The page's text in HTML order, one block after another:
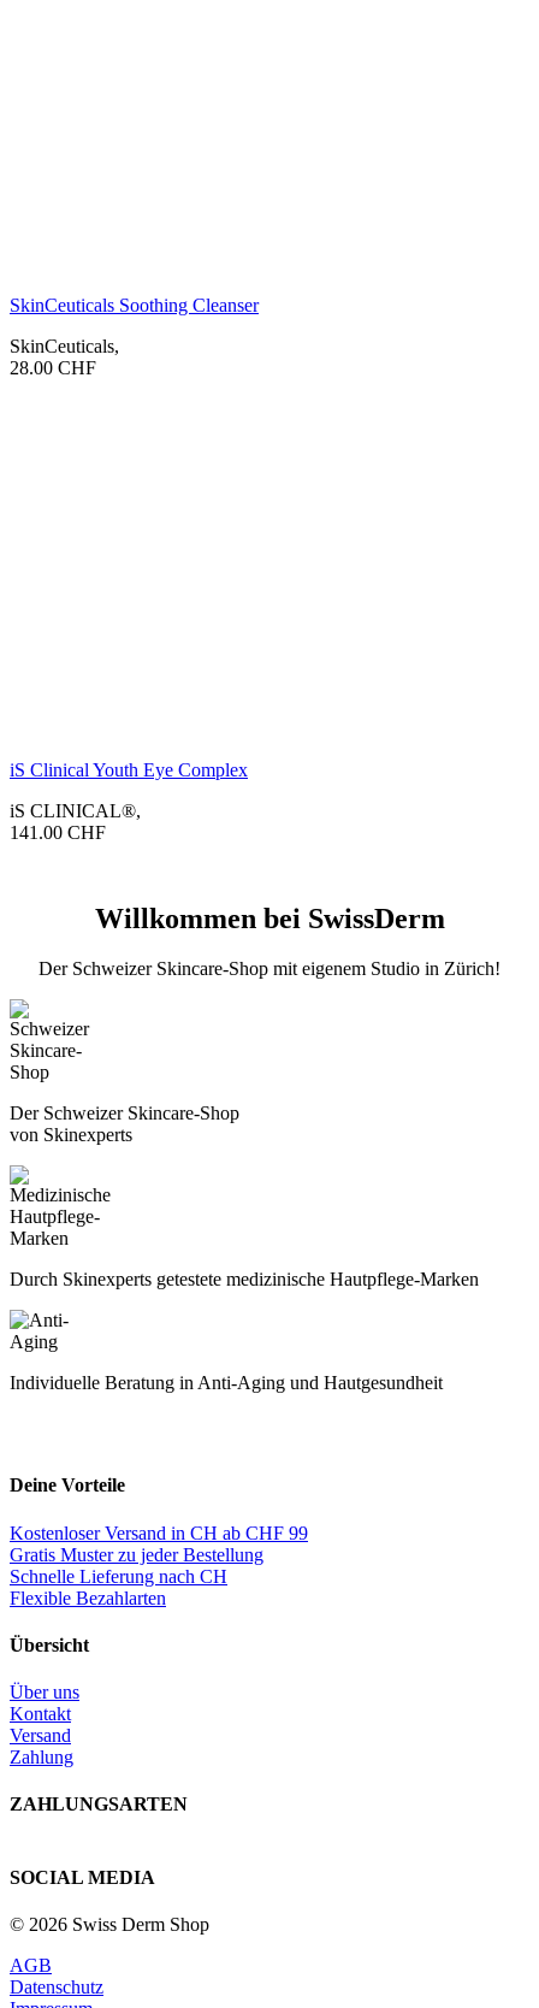
SkinCeuticals Soothing Cleanser
SkinCeuticals,
28.00 CHF
iS Clinical Youth Eye Complex
iS CLINICAL®,
141.00 CHF
Willkommen bei SwissDerm
Der Schweizer Skincare-Shop mit eigenem Studio in Zürich!
Der Schweizer Skincare-Shop
von Skinexperts
Durch Skinexperts getestete medizinische Hautpflege-Marken
Individuelle Beratung in Anti-Aging und Hautgesundheit
Deine Vorteile
Kostenloser Versand in CH ab CHF 99
Gratis Muster zu jeder Bestellung
Schnelle Lieferung nach CH
Flexible Bezahlarten
Übersicht
Über uns
Kontakt
Versand
Zahlung
ZAHLUNGSARTEN
SOCIAL MEDIA
© 2026 Swiss Derm Shop
AGB
Datenschutz